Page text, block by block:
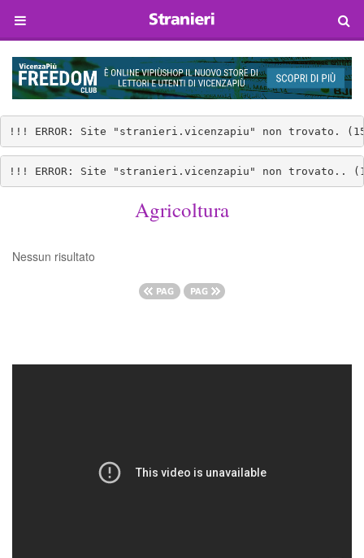
!!! ERROR: Site "stranieri.vicenzapiu" non trovato.
!!! ERROR: Site "stranieri.vicenzapiu" non trovato..
Agricoltura
Nessun risultato